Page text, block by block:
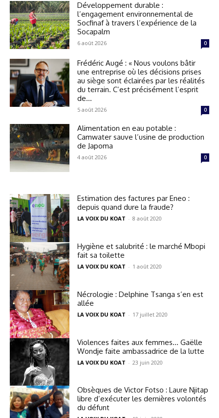
Développement durable :
l’engagement environnemental de
Socfinaf à travers l’expérience de la
Socapalm
6 août 2026 0
Frédéric Augé : « Nous voulons bâtir
une entreprise où les décisions prises
au siège sont éclairées par les réalités
du terrain. C’est précisément l’esprit
de...
5 août 2026 0
Alimentation en eau potable :
Camwater sauve l’usine de production
de Japoma
4 août 2026 0
Estimation des factures par Eneo :
depuis quand dure la fraude?
LA VOIX DU KOAT - 8 août 2020
Hygiène et salubrité : le marché Mbopi
fait sa toilette
LA VOIX DU KOAT - 1 août 2020
Nécrologie : Delphine Tsanga s’en est
allée
LA VOIX DU KOAT - 17 juillet 2020
Violences faites aux femmes… Gaëlle
Wondje faite ambassadrice de la lutte
LA VOIX DU KOAT - 23 juin 2020
Obsèques de Victor Fotso : Laure Njitap
libre d’exécuter les dernières volontés
du défunt